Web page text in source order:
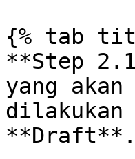
{% tab
**Step
yang
**Draft**.